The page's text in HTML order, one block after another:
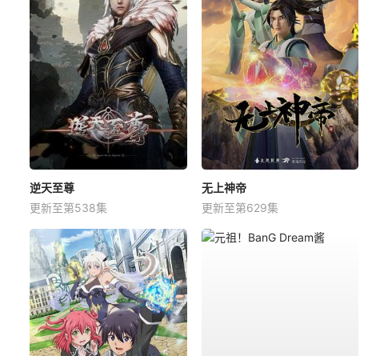
逆天至尊
更新至第538集
无上神帝
更新至第629集